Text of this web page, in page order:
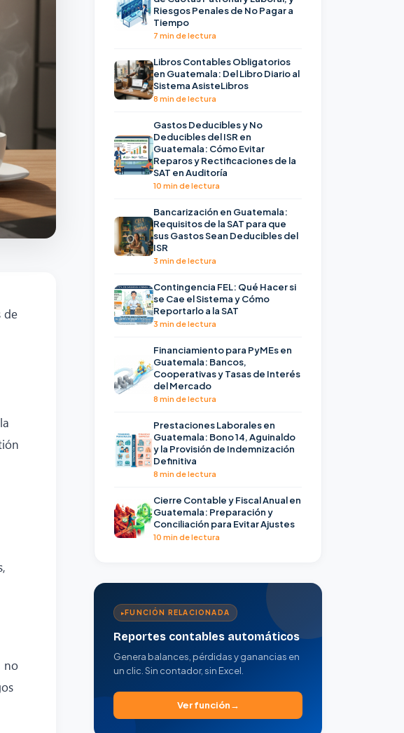
de
no
Riesgos Penales de No Pagar a
Tiempo
7 min de lectura
Libros Contables Obligatorios
en Guatemala: Del Libro Diario al
Sistema AsisteLibros
8 min de lectura
Gastos Deducibles y No
Deducibles del ISR en
Guatemala: Cómo Evitar
Reparos y Rectificaciones de la
SAT en Auditoría
10 min de lectura
Bancarización en Guatemala:
Requisitos de la SAT para que
sus Gastos Sean Deducibles del
ISR
3 min de lectura
Contingencia FEL: Qué Hacer si
se Cae el Sistema y Cómo
Reportarlo a la SAT
3 min de lectura
Financiamiento para PyMEs en
Guatemala: Bancos,
Cooperativas y Tasas de Interés
del Mercado
8 min de lectura
Prestaciones Laborales en
Guatemala: Bono 14, Aguinaldo
y la Provisión de Indemnización
Definitiva
8 min de lectura
Cierre Contable y Fiscal Anual en
Guatemala: Preparación y
Conciliación para Evitar Ajustes
10 min de lectura
FUNCIÓN RELACIONADA
Reportes contables automáticos
Genera balances, pérdidas y ganancias en
un clic. Sin contador, sin Excel.
Ver función